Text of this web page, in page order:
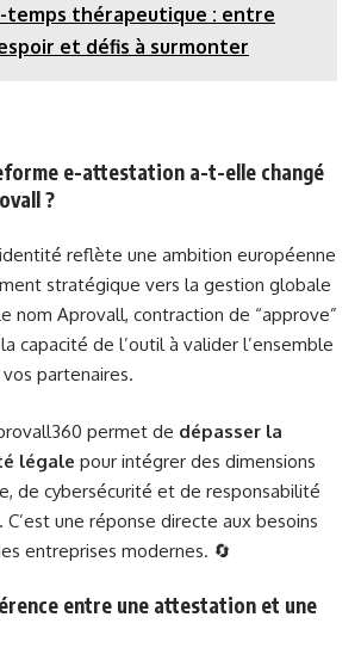
temps thérapeutique : entre
et défis à surmonter
e-attestation a-t-elle changé
?
reflète une ambition européenne
stratégique vers la gestion globale
nom Aprovall, contraction de “approve”
capacité de l’outil à valider l’ensemble
partenaires.
permet de dépasser la
légale pour intégrer des dimensions
de cybersécurité et de responsabilité
une réponse directe aux besoins
entreprises modernes. 🔄
entre une attestation et une